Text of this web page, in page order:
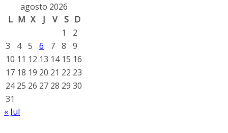
agosto 2026
L M X J V S D
1
2
3
4 5 6 7 8
9
10 11 12 13 14 15 16
17 18 19 20 21 22 23
24 25 26 27 28 29 30
31
« Jul